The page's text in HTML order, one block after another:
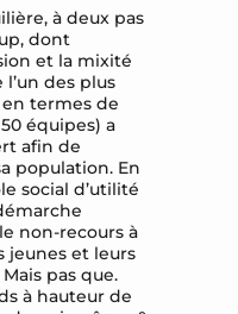
à deux pas
dont
et la mixité
des plus
termes de
équipes) a
afin de
population. En
social d’utilité
non-recours à
jeunes et leurs
pas que.
à hauteur de